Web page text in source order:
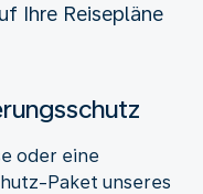
Ihre Reisepläne
oder eine
Paket unseres